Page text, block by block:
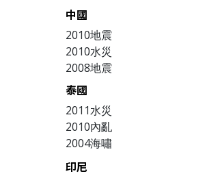
中國
2010地震
2010水災
2008地震
泰國
2011水災
2010內亂
2004海嘯
印尼